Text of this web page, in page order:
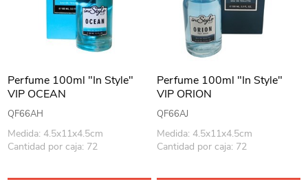
Perfume 100ml "In Style"
VIP OCEAN
QF66AH
Medida: 4.5x11x4.5cm
Cantidad por caja: 72
Perfume 100ml "In Style"
VIP ORION
QF66AJ
Medida: 4.5x11x4.5cm
Cantidad por caja: 72